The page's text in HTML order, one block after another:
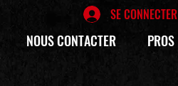
SE CONNECTER
NOUS CONTACTER PROS